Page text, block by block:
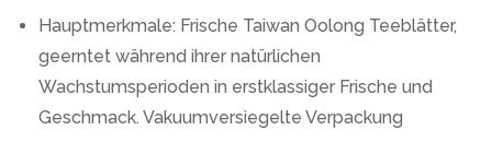
Hauptmerkmale: Frische Taiwan Oolong Teeblätter,
geerntet während ihrer natürlichen
Wachstumsperioden in erstklassiger Frische und
Geschmack. Vakuumversiegelte Verpackung